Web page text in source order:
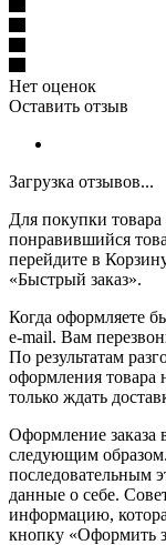
Нет оценок
Оставить отзыв
Загрузка отзывов...
Для покупки
понравившийся
перейдите в
«Быстрый заказ».
Когда оформляете
e-mail. Вам
По результатам
оформления товара
только ждать
Оформление заказа
следующим
последовательным
данные о себе.
информацию,
кнопку «Оформить